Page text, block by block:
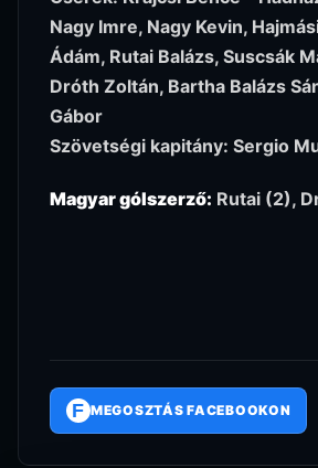
Nagy Imre, Nagy Kevin,
Ádám, Rutai Balázs, Suscsák
Dróth Zoltán, Bartha Balázs
Gábor
Szövetségi kapitány: Sergio
Magyar gólszerző: Rutai (2),
F MEGOSZTÁS FACEBOOKON